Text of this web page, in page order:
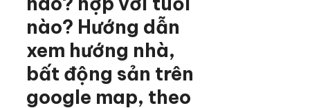
nào? Hướng dẫn
xem hướng nhà,
bất động sản trên
google map, theo